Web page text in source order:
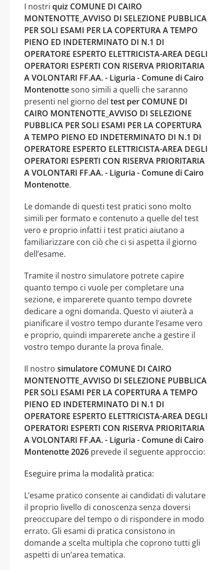
I nostri quiz COMUNE DI CAIRO
MONTENOTTE_AVVISO DI SELEZIONE PUBBLICA
PER SOLI ESAMI PER LA COPERTURA A TEMPO
PIENO ED INDETERMINATO DI N.1 DI
OPERATORE ESPERTO ELETTRICISTA-AREA DEGLI
OPERATORI ESPERTI CON RISERVA PRIORITARIA
A VOLONTARI FF.AA. - Liguria - Comune di Cairo
Montenottesono simili a quelli che saranno
presenti nel giorno del test per COMUNE DI
CAIRO MONTENOTTE_AVVISO DI SELEZIONE
PUBBLICA PER SOLI ESAMI PER LA COPERTURA
A TEMPO PIENO ED INDETERMINATO DI N.1 DI
OPERATORE ESPERTO ELETTRICISTA-AREA DEGLI
OPERATORI ESPERTI CON RISERVA PRIORITARIA
A VOLONTARI FF.AA. - Liguria - Comune di Cairo
Montenotte.
Le domande di questi test pratici sono molto
simili per formato e contenuto a quelle del test
vero e proprio infatti i test pratici aiutano a
familiarizzare con ciò che ci si aspetta il giorno
dell’esame.
Tramite il nostro simulatore potrete capire
quanto tempo ci vuole per completare una
sezione, e imparerete quanto tempo dovrete
dedicare a ogni domanda. Questo vi aiuterà a
pianificare il vostro tempo durante l’esame vero
e proprio, quindi imparerete anche a gestire il
vostro tempo durante la prova finale.
Il nostro simulatore COMUNE DI CAIRO
MONTENOTTE_AVVISO DI SELEZIONE PUBBLICA
PER SOLI ESAMI PER LA COPERTURA A TEMPO
PIENO ED INDETERMINATO DI N.1 DI
OPERATORE ESPERTO ELETTRICISTA-AREA DEGLI
OPERATORI ESPERTI CON RISERVA PRIORITARIA
A VOLONTARI FF.AA. - Liguria - Comune di Cairo
Montenotte 2026 prevede il seguente approccio:
Eseguire prima la modalità pratica:
L’esame pratico consente ai candidati di valutare
il proprio livello di conoscenza senza doversi
preoccupare del tempo o di rispondere in modo
errato. Gli esami di pratica consistono in
domande a scelta multipla che coprono tutti gli
aspetti di un’area tematica.